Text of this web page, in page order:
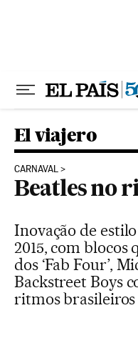
El viajero
CARNAVAL
Beatles no
Inovação de
2015, com blocos
dos ‘Fab Four’,
Backstreet Boys
ritmos brasileiros